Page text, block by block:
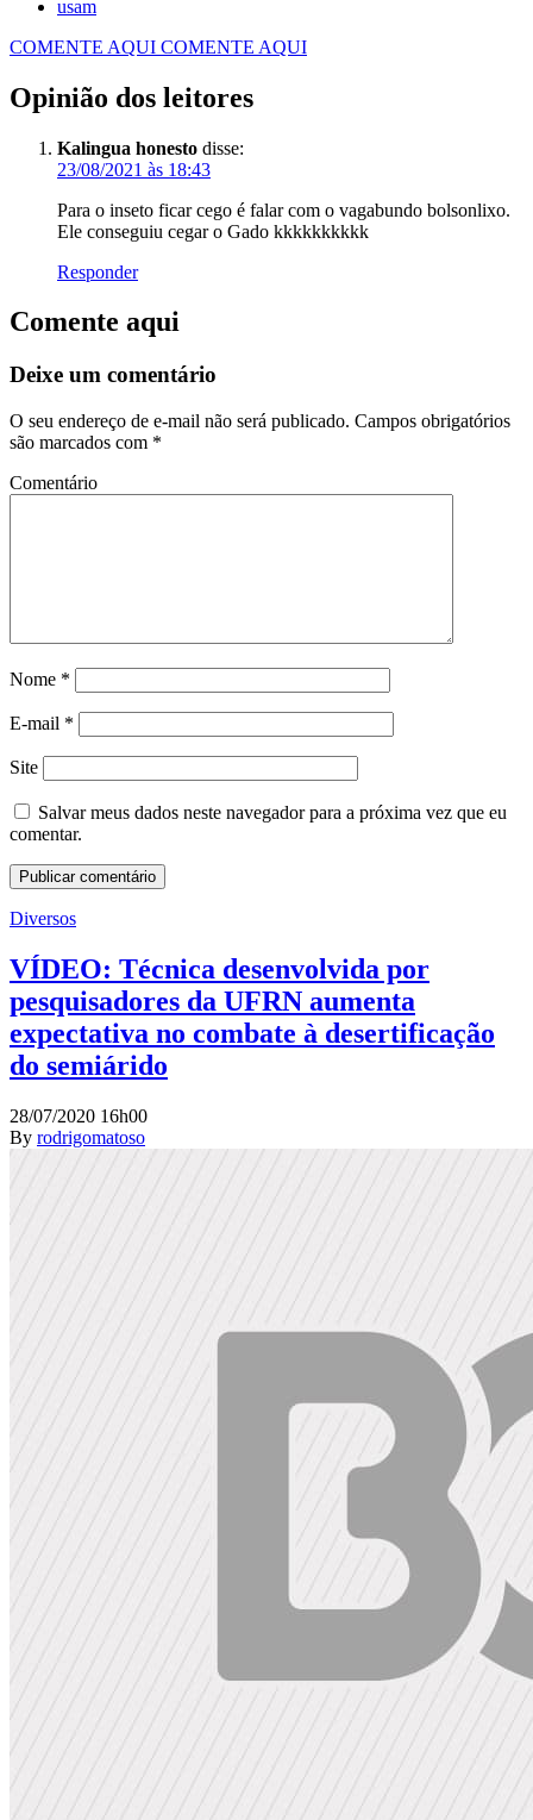
usam
COMENTE AQUI COMENTE AQUI
Opinião dos leitores
Kalingua honesto disse:
23/08/2021 às 18:43
Para o inseto ficar cego é falar com o vagabundo bolsonlixo.
Ele conseguiu cegar o Gado kkkkkkkkkk
Responder
Comente aqui
Deixe um comentário
O seu endereço de e-mail não será publicado. Campos obrigatórios
são marcados com *
Comentário
Nome *
E-mail *
Site
Salvar meus dados neste navegador para a próxima vez que eu
comentar.
Diversos
VÍDEO: Técnica desenvolvida por
pesquisadores da UFRN aumenta
expectativa no combate à desertificação
do semiárido
28/07/2020 16h00
By rodrigomatoso